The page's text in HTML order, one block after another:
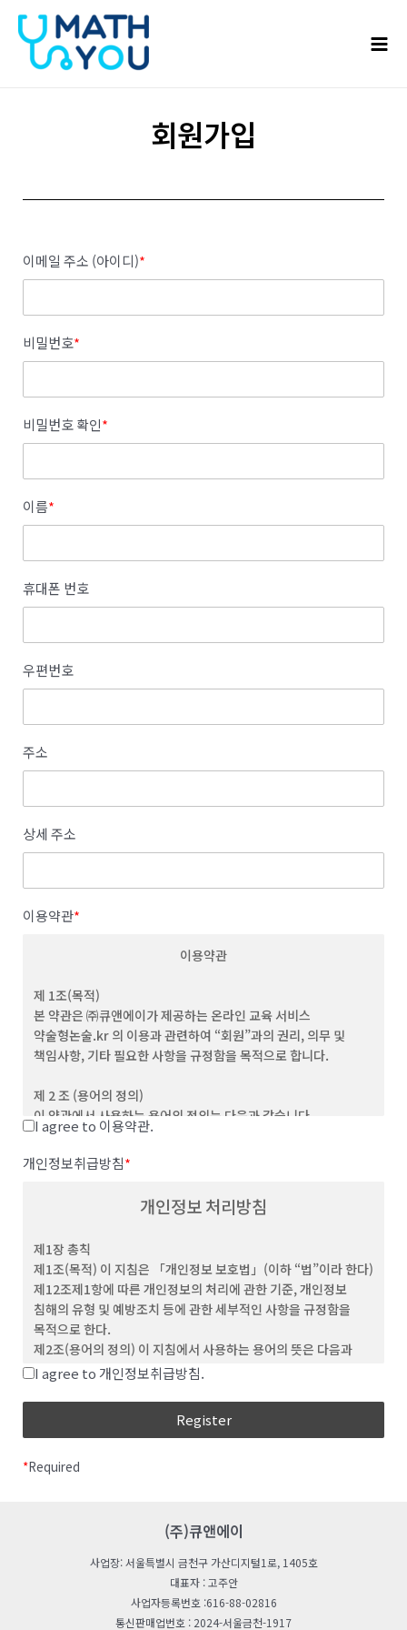
건너뛰기
회원가입
이메일 주소 (아이디)*
비밀번호*
비밀번호 확인*
이름*
휴대폰 번호
우편번호
주소
상세 주소
이용약관*
이용약관
제 1조(목적)
본 약관은 ㈜큐앤에이가 제공하는 온라인 교육 서비스
약술형논술.kr 의 이용과 관련하여 “회원”과의 권리, 의무 및
책임사항, 기타 필요한 사항을 규정함을 목적으로 합니다.
제 2 조 (용어의 정의)
이 약관에서 사용하는 용어의 정의는 다음과 같습니다.
(1) "서비스”라 함은 이용자가 이용할 수 있는 웹사이트 관련 제반
서비스를 의미합니다
(2) “이용자”라 함은 회사의 웹사이트에 접속하여 본 약관에 따라
회사가 제공하는 콘텐츠 및 제반 서비스를 이용하는 회원 및
단체를 말합니다.
(4) “비회원”이라 함은 회원에 가입하지 않고 회사가
웹사이트에서 제공하는 서비스를 이용하는 자를 말합니다.
(5) “아이디(ID)”라 함은 회원의 식별과 서비스 이용을 위하여
회원이 정하고 회사가 승인하는 문자와 숫자의 조합을
의미합니다.
(6) ‘비밀번호’라 함은 회원이 부여 받은 ID와 일치된 회원임을
(7) ‘해지’라 함은 회사 또는 회원이 이용계약을 해약하는 것을
(2) 회사는 합리적인 사유가 발생할 경우 관련 법령에 위배되지
않는 범위 안에서 약관을 변경할 수 있으며, 변경된 약관은 본 조
제1항과 같이 회원에게 공지함으로써 효력을 발생합니다.
제 4 조 (약관 외 준칙)
I agree to 이용약관.
개인정보취급방침*
개인정보 처리방침
제1장 총칙
제1조(목적) 이 지침은 「개인정보 보호법」(이하 “법”이라 한다)
제12조제1항에 따른 개인정보의 처리에 관한 기준, 개인정보
침해의 유형 및 예방조치 등에 관한 세부적인 사항을 규정함을
목적으로 한다.
제2조(용어의 정의) 이 지침에서 사용하는 용어의 뜻은 다음과
같다.
이용, 제공, 공개, 파기(破棄), 그 밖에 이와 유사한
“개인정보처리자”란 업무를 목적으로 법
모든 공공기관, 법인ㆍ단체, 개인 등을 말한다.
보호법 시행령」(이하 “영“이라 한다) 제2조에 따른
“친목단체”란 학교, 지역, 기업, 인터넷 커뮤니티 등을
I agree to 개인정보취급방침.
*Required
(주)큐앤에이
사업장: 서울특별시 금천구 가산디지털1로, 1405호
대표자 : 고주안
사업자등록번호 :616-88-02816
통신판매업번호 : 2024-서울금천-1917